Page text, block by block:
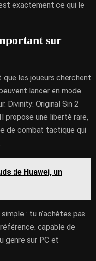
exactement ce qui le
sur
les joueurs cherchent
lancer en mode
Divinity: Original Sin 2
une liberté rare,
de combat tactique qui
de Huawei, un
: tu n’achètes pas
capable de
genre sur PC et